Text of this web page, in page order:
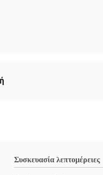
Συσκευασία λεπτομέρειες